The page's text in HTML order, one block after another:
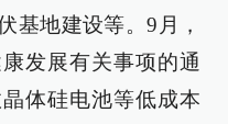
基地建设等。9月，
发展有关事项的通
体硅电池等低成本